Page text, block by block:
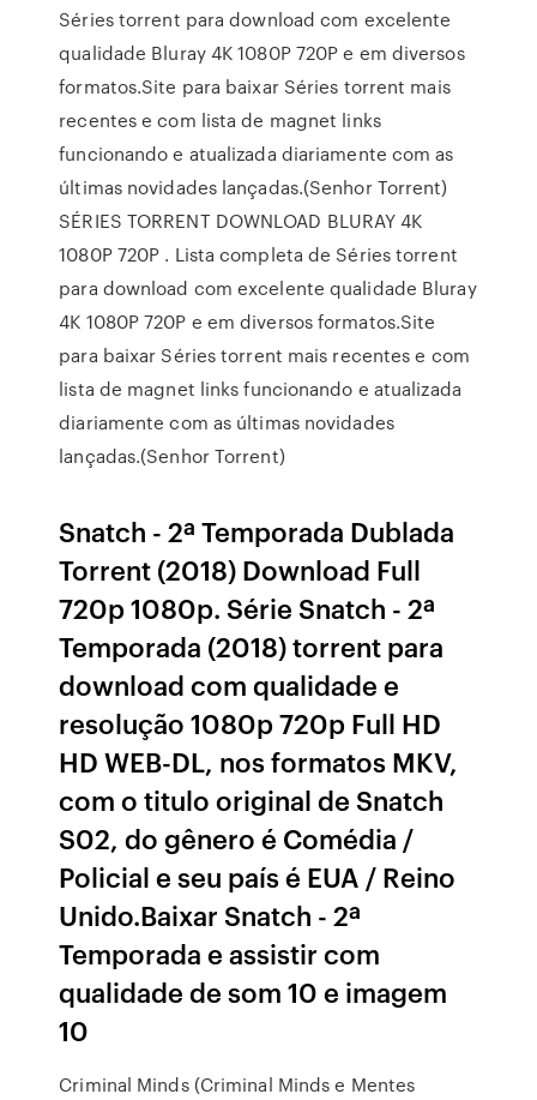
Séries torrent para download com excelente
qualidade Bluray 4K 1080P 720P e em diversos
formatos.Site para baixar Séries torrent mais
recentes e com lista de magnet links
funcionando e atualizada diariamente com as
últimas novidades lançadas.(Senhor Torrent)
SÉRIES TORRENT DOWNLOAD BLURAY 4K
1080P 720P . Lista completa de Séries torrent
para download com excelente qualidade Bluray
4K 1080P 720P e em diversos formatos.Site
para baixar Séries torrent mais recentes e com
lista de magnet links funcionando e atualizada
diariamente com as últimas novidades
lançadas.(Senhor Torrent)
Snatch - 2ª Temporada Dublada
Torrent (2018) Download Full
720p 1080p. Série Snatch - 2ª
Temporada (2018) torrent para
download com qualidade e
resolução 1080p 720p Full HD
HD WEB-DL, nos formatos MKV,
com o titulo original de Snatch
S02, do gênero é Comédia /
Policial e seu país é EUA / Reino
Unido.Baixar Snatch - 2ª
Temporada e assistir com
qualidade de som 10 e imagem
10
Criminal Minds (Criminal Minds e Mentes